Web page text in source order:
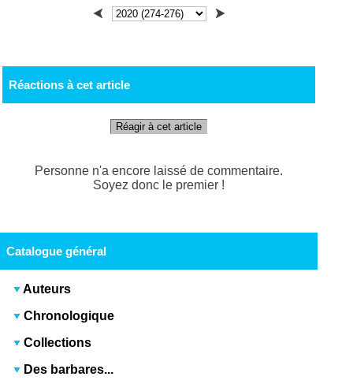
Réactions à cet article
Réagir à cet article
Personne n'a encore laissé de commentaire.
Soyez donc le premier !
Catalogue général
Auteurs
Chronologique
Collections
Des barbares...